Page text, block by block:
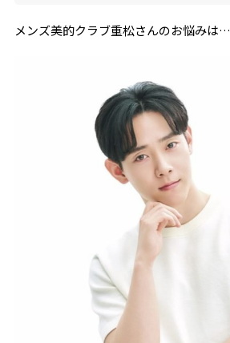
メンズ美的クラブ重松さんのお悩みは…